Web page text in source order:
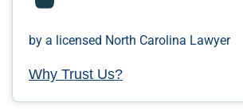
by a licensed North Carolina Lawyer
Why Trust Us?